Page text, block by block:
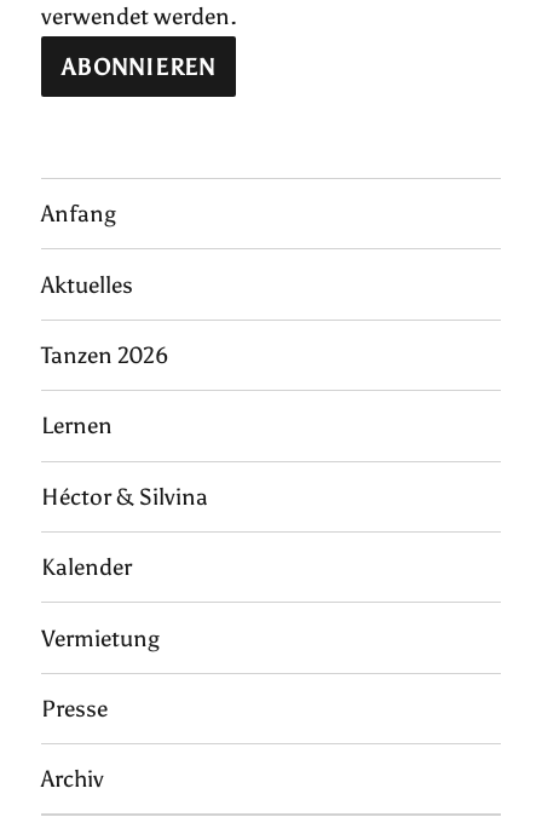
verwendet werden.
Anfang
Aktuelles
Tanzen 2026
Lernen
Héctor & Silvina
Kalender
Vermietung
Presse
Archiv